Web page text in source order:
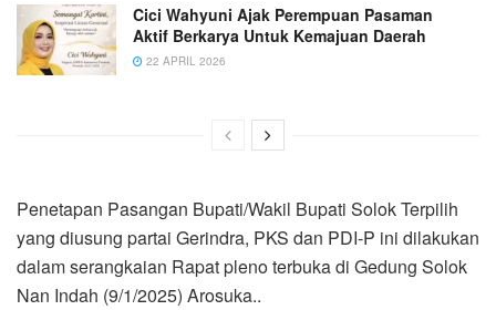
Cici Wahyuni Ajak Perempuan Pasaman
Aktif Berkarya Untuk Kemajuan Daerah
22 APRIL 2026
Penetapan Pasangan Bupati/Wakil Bupati Solok Terpilih
yang diusung partai Gerindra, PKS dan PDI-P ini dilakukan
dalam serangkaian Rapat pleno terbuka di Gedung Solok
Nan Indah (9/1/2025) Arosuka..